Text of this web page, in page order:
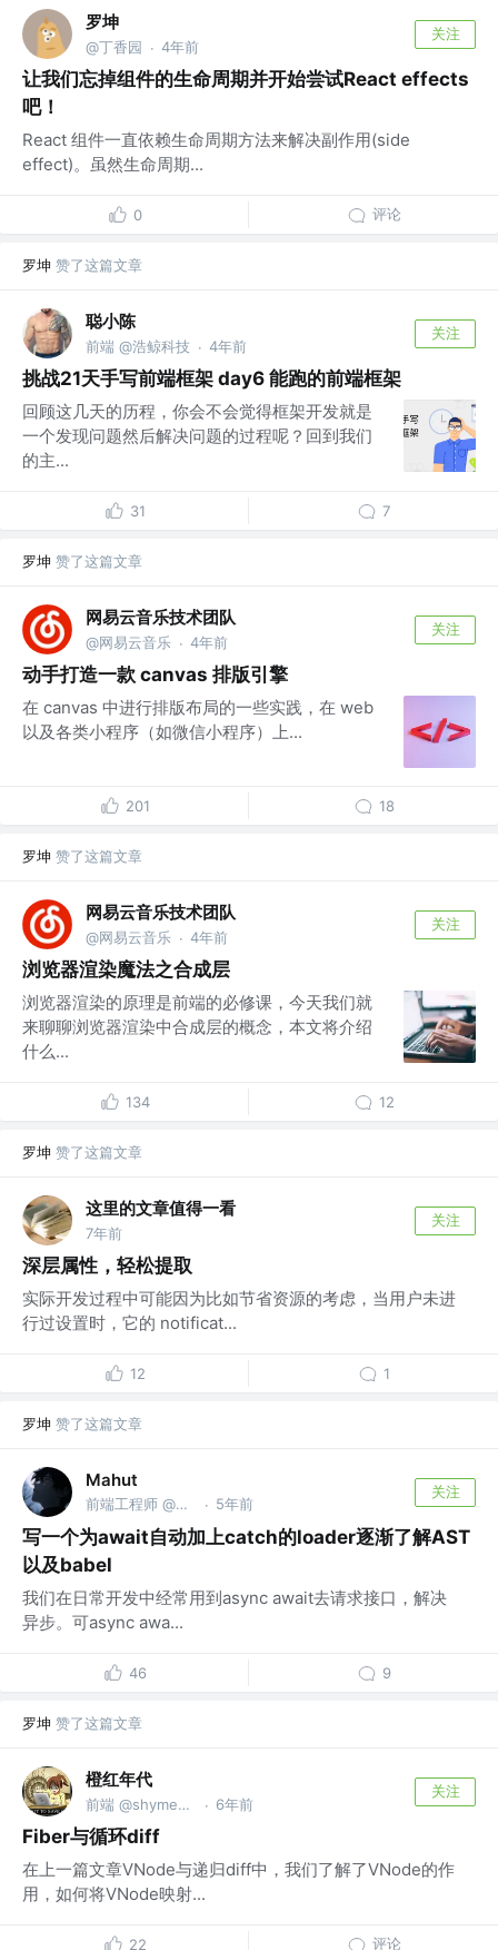
罗坤
@丁香园 · 4年前
关注
让我们忘掉组件的生命周期并开始尝试React effects
吧！
React 组件一直依赖生命周期方法来解决副作用(side
effect)。虽然生命周期...
0 评论
罗坤 赞了这篇文章
聪小陈
前端 @浩鲸科技 · 4年前
关注
挑战21天手写前端框架 day6 能跑的前端框架
回顾这几天的历程，你会不会觉得框架开发就是
一个发现问题然后解决问题的过程呢？回到我们
的主...
31 7
罗坤 赞了这篇文章
网易云音乐技术团队
@网易云音乐 · 4年前
关注
动手打造一款 canvas 排版引擎
在 canvas 中进行排版布局的一些实践，在 web
以及各类小程序（如微信小程序）上...
201 18
罗坤 赞了这篇文章
网易云音乐技术团队
@网易云音乐 · 4年前
关注
浏览器渲染魔法之合成层
浏览器渲染的原理是前端的必修课，今天我们就
来聊聊浏览器渲染中合成层的概念，本文将介绍
什么...
134 12
罗坤 赞了这篇文章
这里的文章值得一看
7年前
关注
深层属性，轻松提取
实际开发过程中可能因为比如节省资源的考虑，当用户未进
行过设置时，它的 notificat...
12 1
罗坤 赞了这篇文章
Mahut
前端工程师 @某公司 · 5年前
关注
写一个为await自动加上catch的loader逐渐了解AST
以及babel
我们在日常开发中经常用到async await去请求接口，解决
异步。可async awa...
46 9
罗坤 赞了这篇文章
橙红年代
前端 @shymean.com · 6年前
关注
Fiber与循环diff
在上一篇文章VNode与递归diff中，我们了解了VNode的作
用，如何将VNode映射...
22 评论